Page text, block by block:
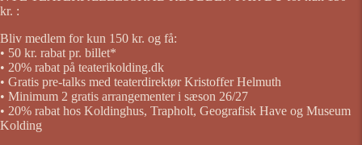
kr. :
Bliv medlem for kun 150 kr. og få:
• 50 kr. rabat pr. billet*
• 20% rabat på teaterikolding.dk
• Gratis pre-talks med teaterdirektør Kristoffer Helmuth
• Minimum 2 gratis arrangementer i sæson 26/27
• 20% rabat hos Koldinghus, Trapholt, Geografisk Have og Museum
Kolding